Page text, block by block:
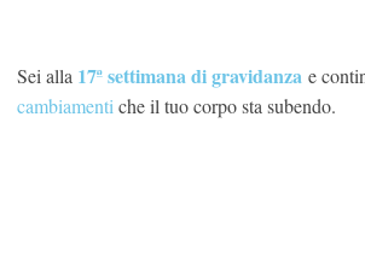
Sei alla 17ª settimana di gravidanza e
cambiamenti che il tuo corpo sta subendo.